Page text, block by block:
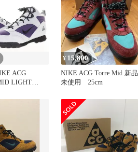
ACG
LIGHT
ージー トーレ
ト パミス ス
レー 【ブラ
クトル】【中
¥ 15,800
NIKE ACG Torre Mid 新品
未使用 25cm